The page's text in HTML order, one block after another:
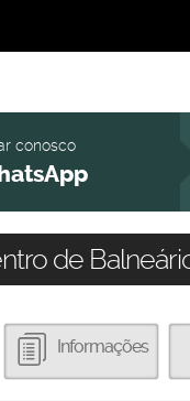
conosco
de
Informações